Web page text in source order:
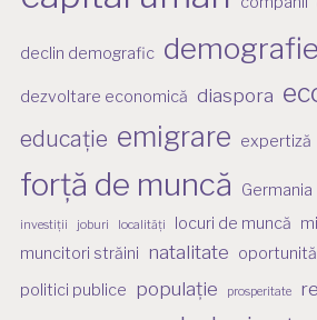
declin demografic demografie
dezvoltare economică diaspora
educație emigrare expertiză
forță de muncă Germania
investiții joburi localități locuri de muncă
muncitori străini natalitate
politici publice populație prosperitate